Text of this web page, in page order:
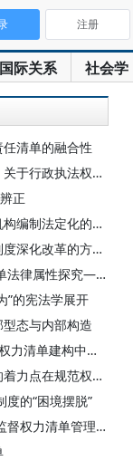
国际关系 社会学
注册
清单的融合性
权下放的观察与反思
正
法定化的制度建构
改革的方法论指引
——基于437份裁判文书
”的宪法学展开
态与内部构造
建构中的法律问题
力点在规范权力
的“困境摆脱”
力清单管理制度